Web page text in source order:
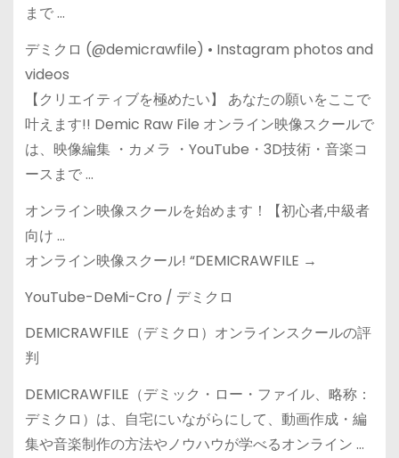
まで …
デミクロ (@demicrawfile) • Instagram photos and
videos
【クリエイティブを極めたい】 あなたの願いをここで
叶えます!! Demic Raw File オンライン映像スクールで
は、映像編集 ・カメラ ・YouTube・3D技術・音楽コ
ースまで …
オンライン映像スクールを始めます！【初心者,中級者
向け …
オンライン映像スクール! “DEMICRAWFILE →
YouTube-DeMi-Cro / デミクロ
DEMICRAWFILE（デミクロ）オンラインスクールの評
判
DEMICRAWFILE（デミック・ロー・ファイル、略称：
デミクロ）は、自宅にいながらにして、動画作成・編
集や音楽制作の方法やノウハウが学べるオンライン …